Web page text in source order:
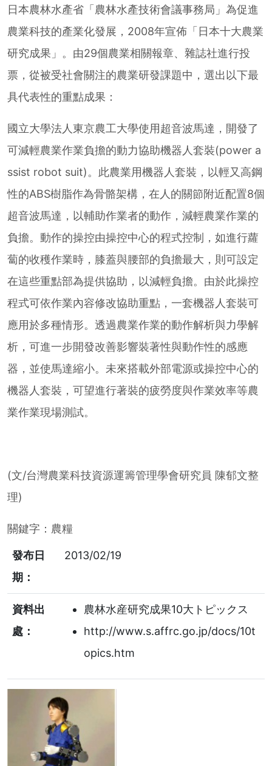
日本農林水產省「農林水產技術會議事務局」為促進
農業科技的產業化發展，2008年宣佈「日本十大農業
研究成果」。由29個農業相關報章、雜誌社進行投
票，從被受社會關注的農業研發課題中，選出以下最
具代表性的重點成果：
國立大學法人東京農工大學使用超音波馬達，開發了
可減輕農業作業負擔的動力協助機器人套裝(power a
ssist robot suit)。此農業用機器人套裝，以輕又高鋼
性的ABS樹脂作為骨骼架構，在人的關節附近配置8個
超音波馬達，以輔助作業者的動作，減輕農業作業的
負擔。動作的操控由操控中心的程式控制，如進行蘿
蔔的收穫作業時，膝蓋與腰部的負擔最大，則可設定
在這些重點部為提供協助，以減輕負擔。由於此操控
程式可依作業內容修改協助重點，一套機器人套裝可
應用於多種情形。透過農業作業的動作解析與力學解
析，可進一步開發改善影響裝著性與動作性的感應
器，並使馬達縮小。未來搭載外部電源或操控中心的
機器人套裝，可望進行著裝的疲勞度與作業效率等農
業作業現場測試。
(文/台灣農業科技資源運籌管理學會研究員 陳郁文整
理)
關鍵字： 農糧
發布日
期：
2013/02/19
資料出
處：
農林水産研究成果10大トピックス
http://www.s.affrc.go.jp/docs/10t
opics.htm